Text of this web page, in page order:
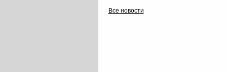
Все новости